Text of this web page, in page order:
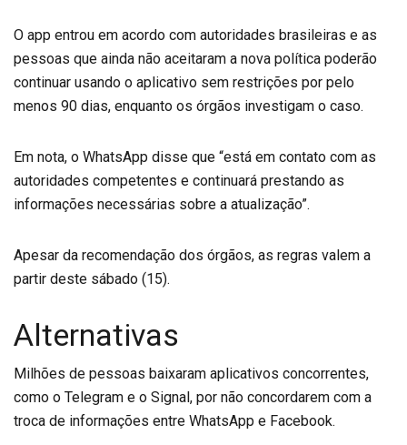
O app entrou em acordo com autoridades brasileiras e as
pessoas que ainda não aceitaram a nova política poderão
continuar usando o aplicativo sem restrições por pelo
menos 90 dias, enquanto os órgãos investigam o caso.
Em nota, o WhatsApp disse que “está em contato com as
autoridades competentes e continuará prestando as
informações necessárias sobre a atualização”.
Apesar da recomendação dos órgãos, as regras valem a
partir deste sábado (15).
Alternativas
Milhões de pessoas baixaram aplicativos concorrentes,
como o Telegram e o Signal, por não concordarem com a
troca de informações entre WhatsApp e Facebook.